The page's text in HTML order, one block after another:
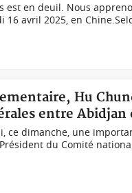
en deuil. Nous
16 avril 2025, en
Hu
entre Abidjan
ce dimanche, une
du Comité